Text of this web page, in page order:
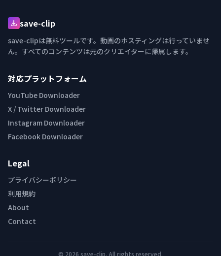
save-clip
save-clipは無料ツールです。動画のホスティングは行っていませ
ん。すべてのコンテンツは元のクリエイターに帰属します。
対応プラットフォーム
YouTube Downloader
X / Twitter Downloader
Instagram Downloader
Facebook Downloader
Legal
プライバシーポリシー
利用規約
About
Contact
© 2026 save-clip. All rights reserved.